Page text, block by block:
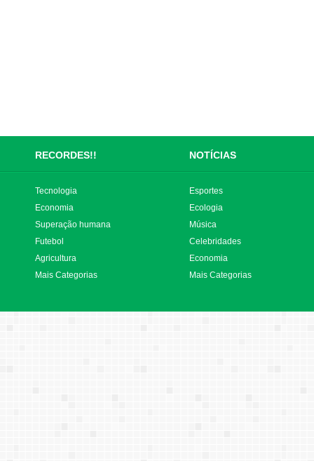
RECORDES!! NOTÍCIAS
Tecnologia
Economia
Superação humana
Futebol
Agricultura
Mais Categorias
Esportes
Ecologia
Música
Celebridades
Economia
Mais Categorias